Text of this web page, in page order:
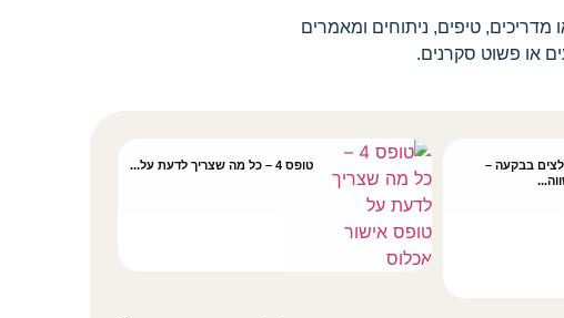
טיפים, ניתוחים ומאמרים
או פשוט סקרנים.
בבקעה –
טופס 4 – כל מה שצריך לדעת על...